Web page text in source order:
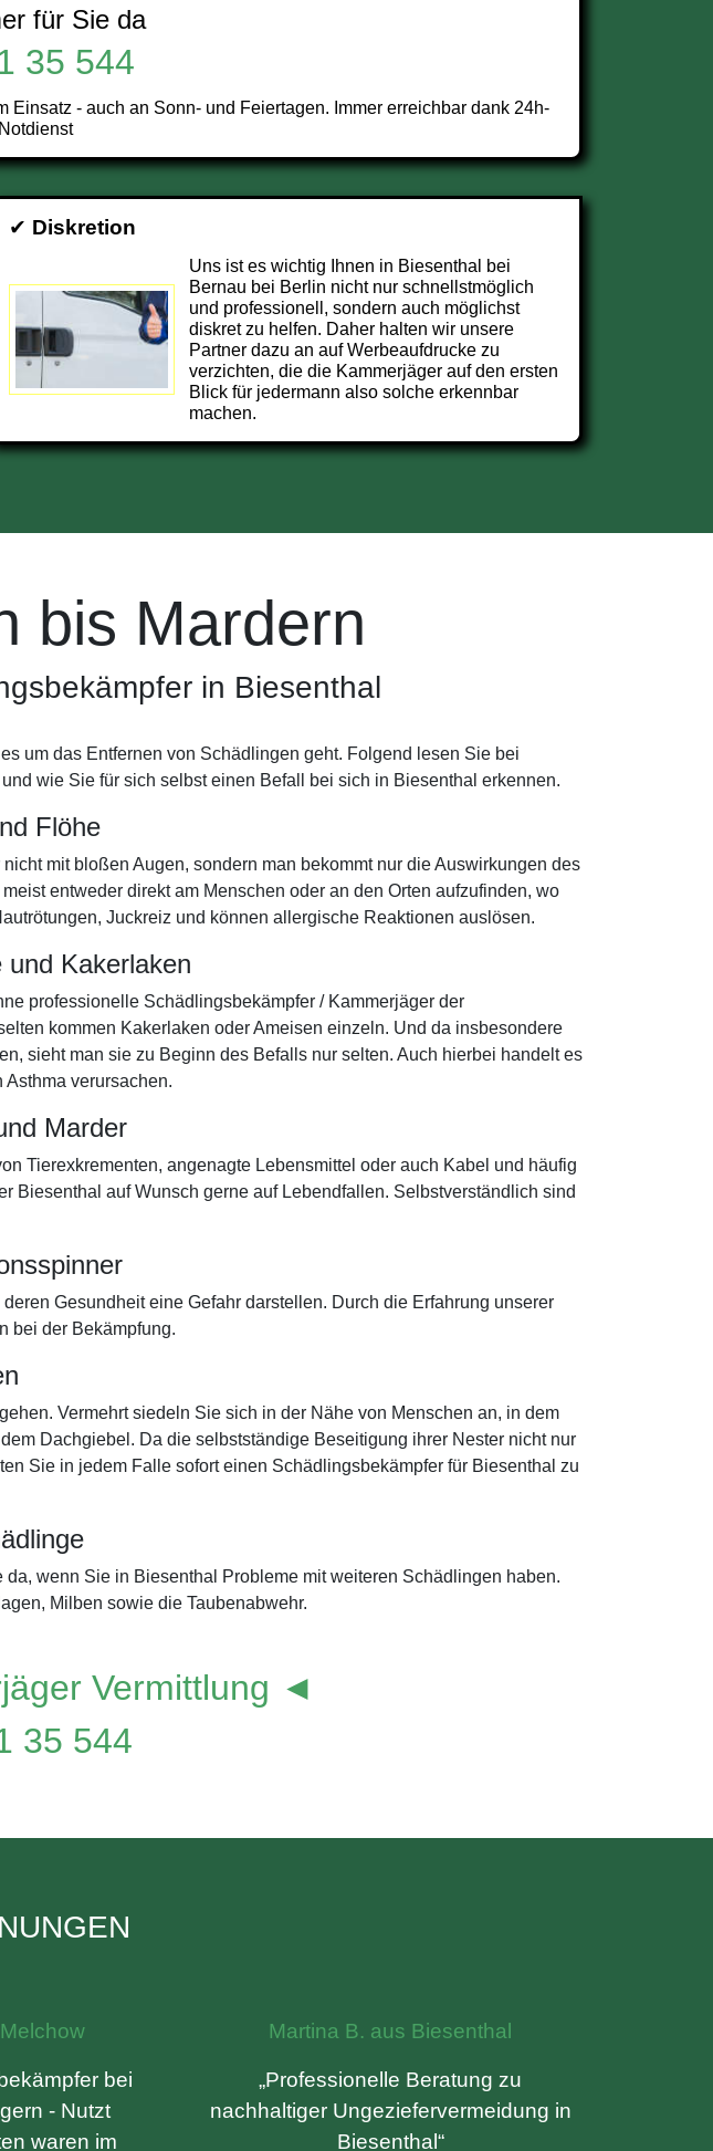
für Sie da
35 544
- auch an Sonn- und Feiertagen. Immer erreichbar dank 24h-
✔ Diskretion
Uns ist es wichtig Ihnen in Biesenthal bei
Bernau bei Berlin nicht nur schnellstmöglich
und professionell, sondern auch möglichst
diskret zu helfen. Daher halten wir unsere
Partner dazu an auf Werbeaufdrucke zu
verzichten, die die Kammerjäger auf den ersten
Blick für jedermann also solche erkennbar
machen.
bis Mardern
in Biesenthal
um das Entfernen von Schädlingen geht. Folgend lesen Sie bei
wie Sie für sich selbst einen Befall bei sich in Biesenthal erkennen.
Flöhe
mit bloßen Augen, sondern man bekommt nur die Auswirkungen des
entweder direkt am Menschen oder an den Orten aufzufinden, wo
Juckreiz und können allergische Reaktionen auslösen.
Kakerlaken
professionelle Schädlingsbekämpfer / Kammerjäger der
kommen Kakerlaken oder Ameisen einzeln. Und da insbesondere
sieht man sie zu Beginn des Befalls nur selten. Auch hierbei handelt es
verursachen.
Marder
Tierexkrementen, angenagte Lebensmittel oder auch Kabel und häufig
Biesenthal auf Wunsch gerne auf Lebendfallen. Selbstverständlich sind
Gesundheit eine Gefahr darstellen. Durch die Erfahrung unserer
bei der Bekämpfung.
Vermehrt siedeln Sie sich in der Nähe von Menschen an, in dem
Dachgiebel. Da die selbstständige Beseitigung ihrer Nester nicht nur
Sie in jedem Falle sofort einen Schädlingsbekämpfer für Biesenthal zu
wenn Sie in Biesenthal Probleme mit weiteren Schädlingen haben.
Milben sowie die Taubenabwehr.
Vermittlung ◄
35 544
bei
- Nutzt
waren im
Martina B. aus Biesenthal
„Professionelle Beratung zu
nachhaltiger Ungeziefervermeidung in
Biesenthal“